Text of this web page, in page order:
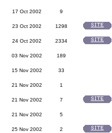
17 Oct 2002 9
23 Oct 2002 1298
24 Oct 2002 2334
03 Nov 2002 189
15 Nov 2002 33
21 Nov 2002 1
21 Nov 2002 7
21 Nov 2002 5
25 Nov 2002 2